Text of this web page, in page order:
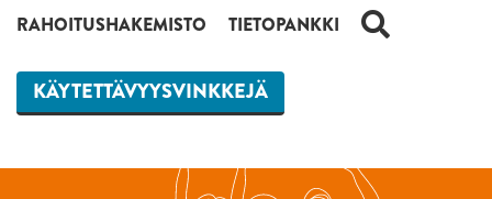
RAHOITUSHAKEMISTO
TIETOPANKKI HAKU
KÄYTETTÄVYYSVINKKEJÄ